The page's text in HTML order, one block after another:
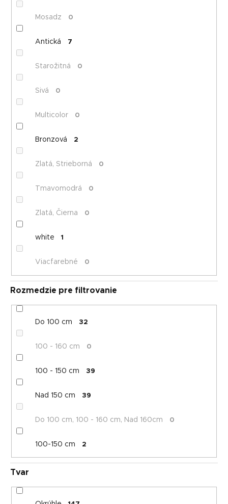
Mosadz 0
Antická 7
Starožitná 0
Sivá 0
Multicolor 0
Bronzová 2
Zlatá, Strieborná 0
Tmavomodrá 0
Zlatá, Čierna 0
white 1
Viacfarebné 0
Rozmedzie pre filtrovanie
Do 100 cm 32
100 - 160 cm 0
100 - 150 cm 39
Nad 150 cm 39
Do 100 cm, 100 - 160 cm, Nad 160cm 0
100-150 cm 2
Tvar